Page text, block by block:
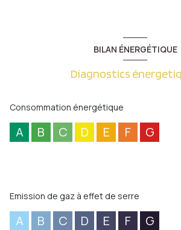
BILAN ÉNERGÉTIQUE
Diagnostics
Consommation énergétique
A B C D E F G
Emission de gaz à effet de serre
A B C D E F G